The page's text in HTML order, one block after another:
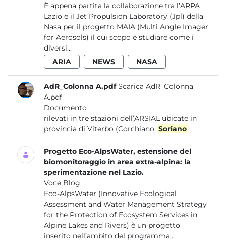
È appena partita la collaborazione tra l’ARPA
Lazio e il Jet Propulsion Laboratory (Jpl) della
Nasa per il progetto MAIA (Multi Angle Imager
for Aerosols) il cui scopo è studiare come i
diversi...
ARIA
NEWS NASA
AdR_Colonna A.pdf Scarica AdR_Colonna
A.pdf
Documento
rilevati in tre stazioni dell’ARSIAL ubicate in
provincia di Viterbo (Corchiano, Soriano
Progetto Eco-AlpsWater, estensione del
biomonitoraggio in area extra-alpina: la
sperimentazione nel Lazio.
Voce Blog
Eco-AlpsWater (Innovative Ecological
Assessment and Water Management Strategy
for the Protection of Ecosystem Services in
Alpine Lakes and Rivers) è un progetto
inserito nell’ambito del programma...